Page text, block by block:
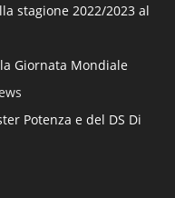
stagione 2022/2023 al
Giornata Mondiale
Potenza e del DS Di